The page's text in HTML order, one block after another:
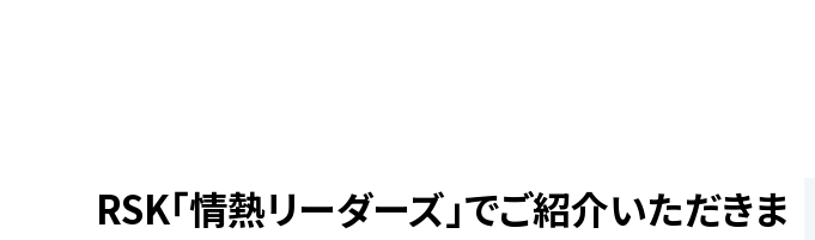
RSK「情熱リーダーズ」でご紹介いただきま